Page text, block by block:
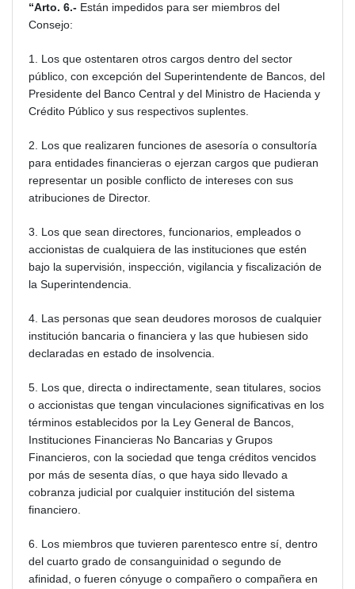
“Arto. 6.- Están impedidos para ser miembros del
Consejo:
1. Los que ostentaren otros cargos dentro del sector
público, con excepción del Superintendente de Bancos, del
Presidente del Banco Central y del Ministro de Hacienda y
Crédito Público y sus respectivos suplentes.
2. Los que realizaren funciones de asesoría o consultoría
para entidades financieras o ejerzan cargos que pudieran
representar un posible conflicto de intereses con sus
atribuciones de Director.
3. Los que sean directores, funcionarios, empleados o
accionistas de cualquiera de las instituciones que estén
bajo la supervisión, inspección, vigilancia y fiscalización de
la Superintendencia.
4. Las personas que sean deudores morosos de cualquier
institución bancaria o financiera y las que hubiesen sido
declaradas en estado de insolvencia.
5. Los que, directa o indirectamente, sean titulares, socios
o accionistas que tengan vinculaciones significativas en los
términos establecidos por la Ley General de Bancos,
Instituciones Financieras No Bancarias y Grupos
Financieros, con la sociedad que tenga créditos vencidos
por más de sesenta días, o que haya sido llevado a
cobranza judicial por cualquier institución del sistema
financiero.
6. Los miembros que tuvieren parentesco entre sí, dentro
del cuarto grado de consanguinidad o segundo de
afinidad, o fueren cónyuge o compañero o compañera en